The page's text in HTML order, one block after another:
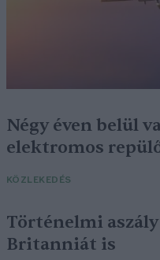
Négy éven belül
elektromos
KÖZLEKEDÉS
Történelmi
Britanniát is